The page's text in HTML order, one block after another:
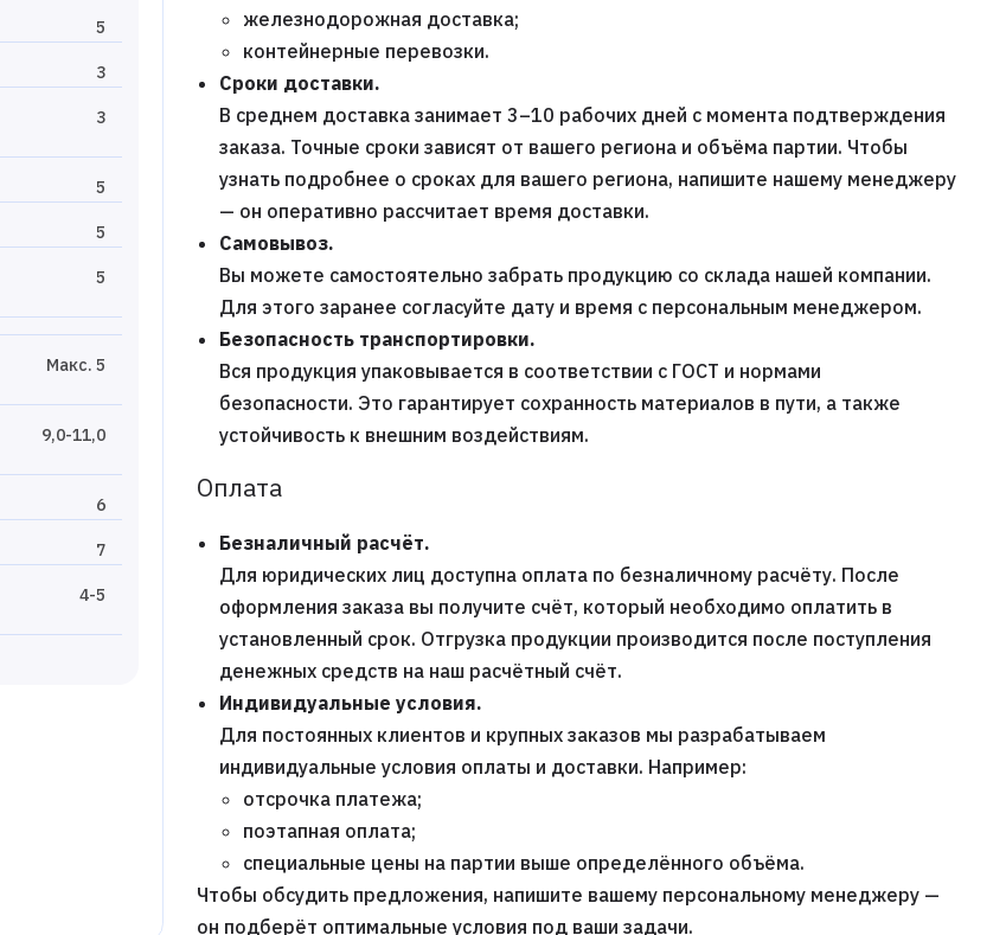
5
3
3
5
5
5
Макс. 5
9,0-11,0
6
7
4-5
железнодорожная доставка;
контейнерные перевозки.
Сроки доставки.
В среднем доставка занимает 3–10 рабочих дней с момента подтверждения
заказа. Точные сроки зависят от вашего региона и объёма партии. Чтобы
узнать подробнее о сроках для вашего региона, напишите нашему менеджеру
— он оперативно рассчитает время доставки.
Самовывоз.
Вы можете самостоятельно забрать продукцию со склада нашей компании.
Для этого заранее согласуйте дату и время с персональным менеджером.
Безопасность транспортировки.
Вся продукция упаковывается в соответствии с ГОСТ и нормами
безопасности. Это гарантирует сохранность материалов в пути, а также
устойчивость к внешним воздействиям.
Оплата
Безналичный расчёт.
Для юридических лиц доступна оплата по безналичному расчёту. После
оформления заказа вы получите счёт, который необходимо оплатить в
установленный срок. Отгрузка продукции производится после поступления
денежных средств на наш расчётный счёт.
Индивидуальные условия.
Для постоянных клиентов и крупных заказов мы разрабатываем
индивидуальные условия оплаты и доставки. Например:
отсрочка платежа;
поэтапная оплата;
специальные цены на партии выше определённого объёма.
Чтобы обсудить предложения, напишите вашему персональному менеджеру —
он подберёт оптимальные условия под ваши задачи.